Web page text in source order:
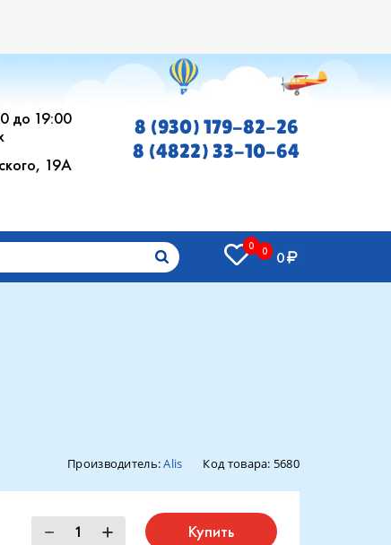
до 19:00
19А
8 (930) 179-82-26
8 (4822) 33-10-64
0 0 0
Производитель:Alis Код товара: 5680
Купить